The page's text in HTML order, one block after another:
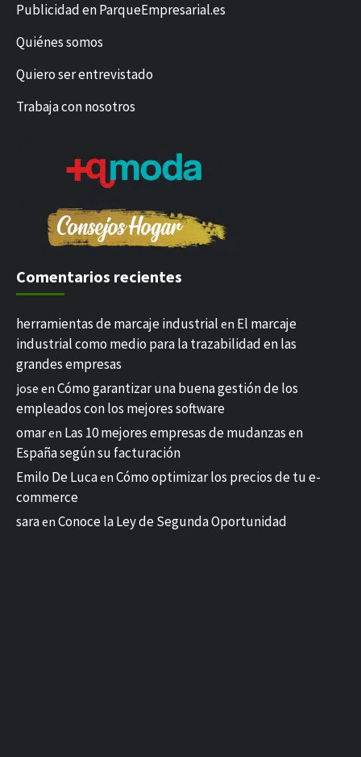
Publicidad en ParqueEmpresarial.es
Quiénes somos
Quiero ser entrevistado
Trabaja con nosotros
Comentarios recientes
herramientas de marcaje industrial en El marcaje
industrial como medio para la trazabilidad en las
grandes empresas
jose en Cómo garantizar una buena gestión de los
empleados con los mejores software
omaren Las 10 mejores empresas de mudanzas en
España según su facturación
Emilo De Lucaen Cómo optimizar los precios de tu e-
commerce
saraen Conoce la Ley de Segunda Oportunidad